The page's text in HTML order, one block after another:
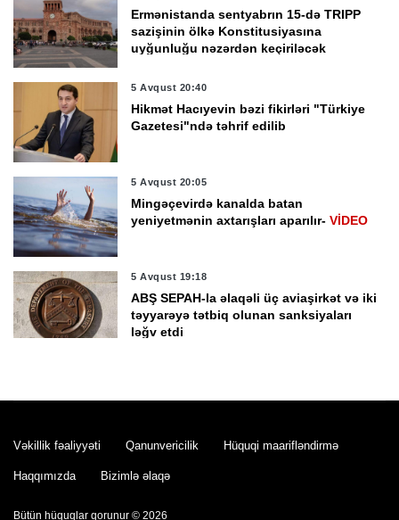
Ermənistanda sentyabrın 15-də TRIPP
sazişinin ölkə Konstitusiyasına
uyğunluğu nəzərdən keçiriləcək
5 Avqust 20:40
Hikmət Hacıyevin bəzi fikirləri "Türkiye
Gazetesi"ndə təhrif edilib
5 Avqust 20:05
Mingəçevirdə kanalda batan
yeniyetmənin axtarışları aparılır-VİDEO
5 Avqust 19:18
ABŞ SEPAH-la əlaqəli üç aviaşirkət və iki
təyyarəyə tətbiq olunan sanksiyaları
ləğv etdi
MN-in “İstirahət ev”nin sabiq rəisi
Vəkillik fəaliyyəti Qanunvericilik Hüquqi maarifləndirmə
Haqqımızda Bizimlə əlaqə
Bütün hüquqlar qorunur © 2026